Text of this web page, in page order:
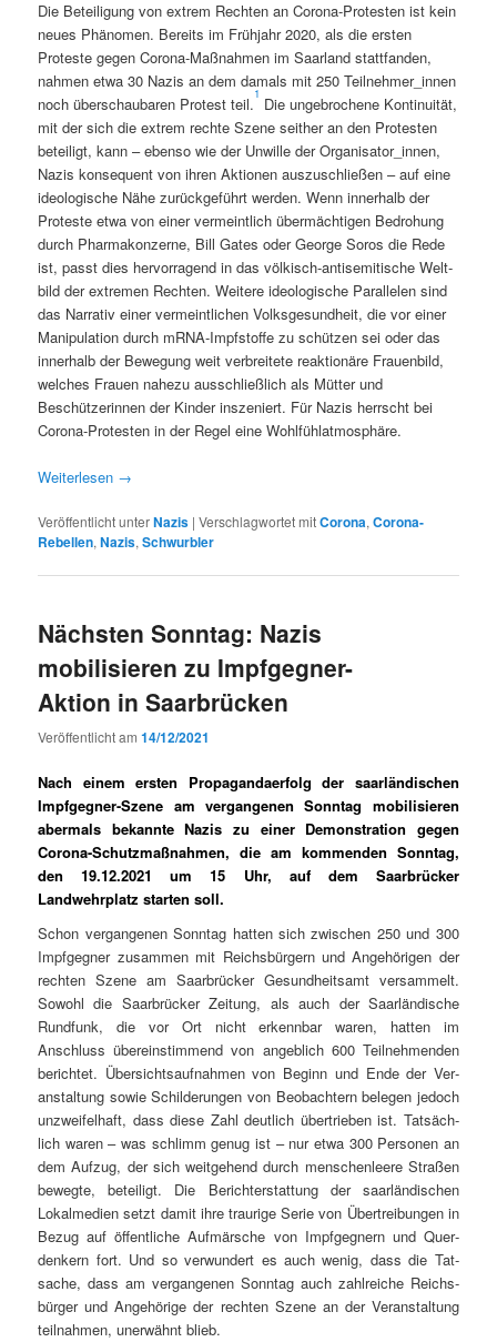
Die Beteili­gung von extrem Recht­en an Coro­na-Protesten ist kein
neues Phänomen. Bere­its im Früh­jahr 2020, als die ersten
Proteste gegen Coro­na-Maß­nah­men im Saar­land stat­tfan­den,
nah­men etwa 30 Nazis an dem damals mit 250 Teilnehmer_innen
noch über­schaubaren Protest teil.1 Die unge­broch­ene Kon­ti­nu­ität,
mit der sich die extrem rechte Szene sei­ther an den Protesten
beteiligt, kann – eben­so wie der Unwille der Organisator_innen,
Nazis kon­se­quent von ihren Aktio­nen auszuschließen – auf eine
ide­ol­o­gis­che Nähe zurück­ge­führt wer­den. Wenn inner­halb der
Proteste etwa von ein­er ver­meintlich über­mächti­gen Bedro­hung
durch Phar­makonz­erne, Bill Gates oder George Soros die Rede
ist, passt dies her­vor­ra­gend in das völkisch-anti­semi­tis­che Welt­
bild der extremen Recht­en. Weit­ere ide­ol­o­gis­che Par­al­le­len sind
das Nar­ra­tiv ein­er ver­meintlichen Volks­ge­sund­heit, die vor ein­er
Manip­u­la­tion durch mRNA-Impf­stoffe zu schützen sei oder das
inner­halb der Bewe­gung weit ver­bre­it­ete reak­tionäre Frauen­bild,
welch­es Frauen nahezu auss­chließlich als Müt­ter und
Beschützerin­nen der Kinder insze­niert. Für Nazis herrscht bei
Coro­na-Protesten in der Regel eine Wohlfühlatmosphäre.
Weit­er­lesen →
Veröffentlicht unterNazis |Verschlagwortet mitCorona,Corona-
Rebellen,Nazis,Schwurbler
Nächsten Sonntag: Nazis
mobilisieren zu Impfgegner-
Aktion in Saarbrücken
Veröffentlicht am14/12/2021
Nach einem ersten Propagandaerfolg der saarländischen
Impfgegner-Szene am vergangenen Sonntag mobilisieren
abermals bekannte Nazis zu einer Demonstration gegen
Corona-Schutzmaßnahmen, die am kommenden Sonntag,
den 19.12.2021 um 15 Uhr, auf dem Saarbrücker
Landwehrplatz starten soll.
Schon ver­gan­genen Son­ntag hat­ten sich zwis­chen 250 und 300
Impfgeg­n­er zusam­men mit Reichs­bürg­ern und Ange­höri­gen der
recht­en Szene am Saar­brück­er Gesund­heit­samt ver­sam­melt.
Sowohl die Saar­brück­er Zeitung, als auch der Saar­ländis­che
Rund­funk, die vor Ort nicht erkennbar waren, hat­ten im
Anschluss übere­in­stim­mend von ange­blich 600 Teil­nehmenden
berichtet. Über­sicht­sauf­nah­men von Beginn und Ende der Ver­
anstal­tung sowie Schilderun­gen von Beobachtern bele­gen jedoch
unzweifel­haft, dass diese Zahl deut­lich über­trieben ist. Tat­säch­
lich waren – was schlimm genug ist – nur etwa 300 Per­so­n­en an
dem Aufzug, der sich weit­ge­hend durch men­schen­leere Straßen
bewegte, beteiligt. Die Berichter­stat­tung der saar­ländis­chen
Lokalme­di­en set­zt damit ihre trau­rige Serie von Übertrei­bun­gen in
Bezug auf öffentliche Aufmärsche von Impfgeg­n­ern und Quer­
denkern fort. Und so ver­wun­dert es auch wenig, dass die Tat­
sache, dass am ver­gan­genen Son­ntag auch zahlre­iche Reichs­
bürg­er und Ange­hörige der recht­en Szene an der Ver­anstal­tung
teil­nah­men, uner­wäh­nt blieb.